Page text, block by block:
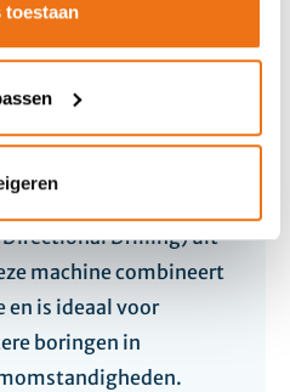
toestaan
is een krachtige HDD-
Drilling) uit
machine combineert
en is ideaal voor
boringen in